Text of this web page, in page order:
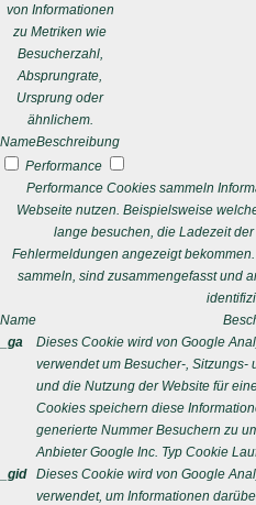
von Informationen
zu Metriken wie
Besucherzahl,
Absprungrate,
Ursprung oder
ähnlichem.
NameBeschreibung
Performance
Performance Cookies sammeln
Webseite nutzen. Beispielsweise
lange besuchen, die Ladezeit
Fehlermeldungen angezeigt
sammeln, sind zusammengefasst und
Name
_ga
Dieses Cookie wird von Google
verwendet um Besucher-,
und die Nutzung der Website für
Cookies speichern diese
generierte Nummer Besuchern zu
Anbieter Google Inc. Typ Cookie
_gid
Dieses Cookie wird von Google
verwendet, um Informationen